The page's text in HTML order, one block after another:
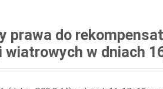
prawa do
w dniach